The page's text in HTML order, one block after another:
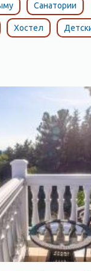
Санатории
Хостел